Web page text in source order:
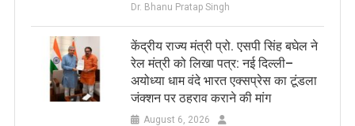
Dr. Bhanu Pratap Singh
केंद्रीय राज्य मंत्री प्रो. एसपी सिंह बघेल ने
रेल मंत्री को लिखा पत्र: नई दिल्ली–
अयोध्या धाम वंदे भारत एक्सप्रेस का टूंडला
जंक्शन पर ठहराव कराने की मांग
August 6, 2026